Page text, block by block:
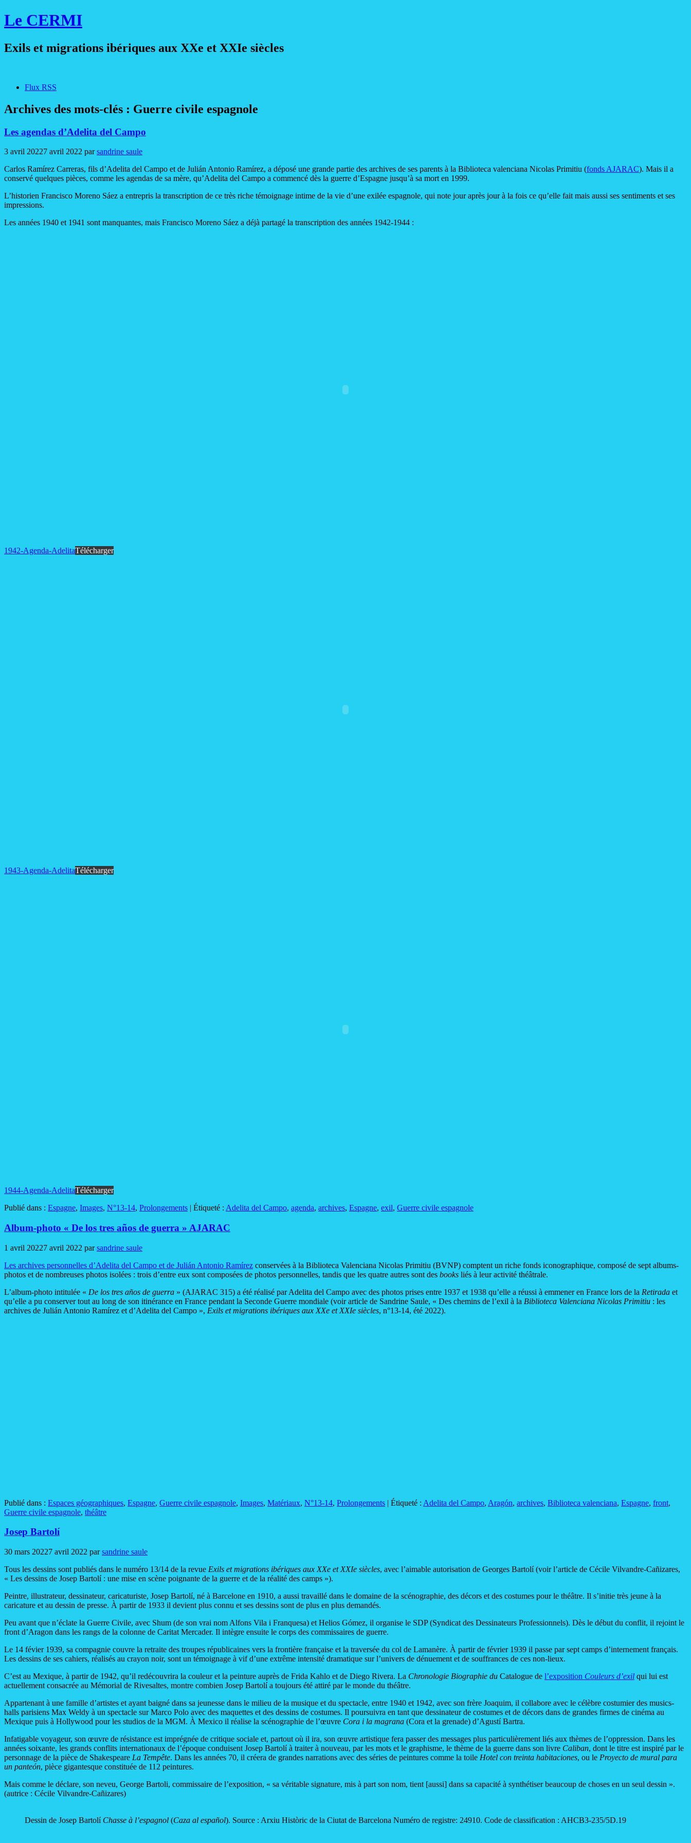
Le CERMI
Exils et migrations ibériques aux XXe et XXIe siècles
Flux RSS
Archives des mots-clés : Guerre civile espagnole
Les agendas d’Adelita del Campo
3 avril 20227 avril 2022 parsandrine saule
Carlos Ramírez Carreras, fils d’Adelita del Campo et de Julián Antonio Ramírez, a déposé une grande partie des archives de ses parents à la Biblioteca valenciana Nicolas Primitiu (fonds AJARAC). Mais il a
conservé quelques pièces, comme les agendas de sa mère, qu’Adelita del Campo a commencé dès la guerre d’Espagne jusqu’à sa mort en 1999.
L’historien Francisco Moreno Sáez a entrepris la transcription de ce très riche témoignage intime de la vie d’une exilée espagnole, qui note jour après jour à la fois ce qu’elle fait mais aussi ses sentiments et ses
impressions.
Les années 1940 et 1941 sont manquantes, mais Francisco Moreno Sáez a déjà partagé la transcription des années 1942-1944 :
1942-Agenda-AdelitaTélécharger
1943-Agenda-AdelitaTélécharger
1944-Agenda-AdelitaTélécharger
Publié dans : Espagne, Images, N°13-14, Prolongements | Étiqueté : Adelita del Campo, agenda, archives, Espagne, exil, Guerre civile espagnole
Album-photo « De los tres años de guerra » AJARAC
1 avril 20227 avril 2022 parsandrine saule
Les archives personnelles d’Adelita del Campo et de Julián Antonio Ramírez conservées à la Biblioteca Valenciana Nicolas Primitiu (BVNP) comptent un riche fonds iconographique, composé de sept albums-
photos et de nombreuses photos isolées : trois d’entre eux sont composées de photos personnelles, tandis que les quatre autres sont des books liés à leur activité théâtrale.
L’album-photo intitulée « De los tres años de guerra » (AJARAC 315) a été réalisé par Adelita del Campo avec des photos prises entre 1937 et 1938 qu’elle a réussi à emmener en France lors de la Retirada et
qu’elle a pu conserver tout au long de son itinérance en France pendant la Seconde Guerre mondiale (voir article de Sandrine Saule, « Des chemins de l’exil à la Biblioteca Valenciana Nicolas Primitiu : les
archives de Julián Antonio Ramírez et d’Adelita del Campo », Exils et migrations ibériques aux XXe et XXIe siècles, n°13-14, été 2022).
Publié dans : Espaces géographiques, Espagne, Guerre civile espagnole, Images, Matériaux, N°13-14, Prolongements | Étiqueté : Adelita del Campo, Aragón, archives, Biblioteca valenciana, Espagne, front,
Guerre civile espagnole, théâtre
Josep Bartolí
30 mars 20227 avril 2022 parsandrine saule
Tous les dessins sont publiés dans le numéro 13/14 de la revue Exils et migrations ibériques aux XXe et XXIe siècles, avec l’aimable autorisation de Georges Bartolí (voir l’article de Cécile Vilvandre-Cañizares,
« Les dessins de Josep Bartolí : une mise en scène poignante de la guerre et de la réalité des camps »).
Peintre, illustrateur, dessinateur, caricaturiste, Josep Bartolí, né à Barcelone en 1910, a aussi travaillé dans le domaine de la scénographie, des décors et des costumes pour le théâtre. Il s’initie très jeune à la
caricature et au dessin de presse. À partir de 1933 il devient plus connu et ses dessins sont de plus en plus demandés.
Peu avant que n’éclate la Guerre Civile, avec Shum (de son vrai nom Alfons Vila i Franquesa) et Helios Gómez, il organise le SDP (Syndicat des Dessinateurs Professionnels). Dès le début du conflit, il rejoint le
front d’Aragon dans les rangs de la colonne de Caritat Mercader. Il intègre ensuite le corps des commissaires de guerre.
Le 14 févier 1939, sa compagnie couvre la retraite des troupes républicaines vers la frontière française et la traversée du col de Lamanère. À partir de février 1939 il passe par sept camps d’internement français.
Les dessins de ses cahiers, réalisés au crayon noir, sont un témoignage à vif d’une extrême intensité dramatique sur l’univers de dénuement et de souffrances de ces non-lieux.
C’est au Mexique, à partir de 1942, qu’il redécouvrira la couleur et la peinture auprès de Frida Kahlo et de Diego Rivera. La Chronologie Biographie du Catalogue de l’exposition Couleurs d’exil qui lui est
actuellement consacrée au Mémorial de Rivesaltes, montre combien Josep Bartolí a toujours été attiré par le monde du théâtre.
Appartenant à une famille d’artistes et ayant baigné dans sa jeunesse dans le milieu de la musique et du spectacle, entre 1940 et 1942, avec son frère Joaquim, il collabore avec le célèbre costumier des musics-
halls parisiens Max Weldy à un spectacle sur Marco Polo avec des maquettes et des dessins de costumes. Il poursuivra en tant que dessinateur de costumes et de décors dans de grandes firmes de cinéma au
Mexique puis à Hollywood pour les studios de la MGM. À Mexico il réalise la scénographie de l’œuvre Cora i la magrana (Cora et la grenade) d’Agustí Bartra.
Infatigable voyageur, son œuvre de résistance est imprégnée de critique sociale et, partout où il ira, son œuvre artistique fera passer des messages plus particulièrement liés aux thèmes de l’oppression. Dans les
années soixante, les grands conflits internationaux de l’époque conduisent Josep Bartolí à traiter à nouveau, par les mots et le graphisme, le thème de la guerre dans son livre Caliban, dont le titre est inspiré par le
personnage de la pièce de Shakespeare La Tempête. Dans les années 70, il créera de grandes narrations avec des séries de peintures comme la toile Hotel con treinta habitaciones, ou le Proyecto de mural para
un panteón, pièce gigantesque constituée de 112 peintures.
Mais comme le déclare, son neveu, George Bartoli, commissaire de l’exposition, « sa véritable signature, mis à part son nom, tient [aussi] dans sa capacité à synthétiser beaucoup de choses en un seul dessin ».
(autrice : Cécile Vilvandre-Cañizares)
Dessin de Josep BartolíChasse à l’espagnol (Caza al español). Source : Arxiu Històric de la Ciutat de Barcelona Numéro de registre: 24910. Code de classification : AHCB3-235/5D.19